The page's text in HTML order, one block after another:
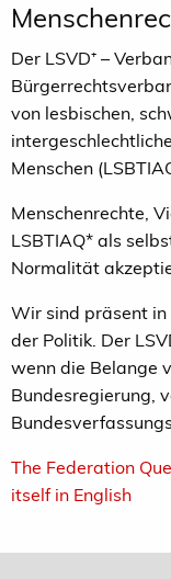
Der LSVD⁺ –
von lesbischen,
Menschen
Menschenrechte,
LSBTIAQ* als
Normalität
Wir sind präsent in
der Politik. Der
wenn die Belange
Bundesregierung,
The Federation
itself in English